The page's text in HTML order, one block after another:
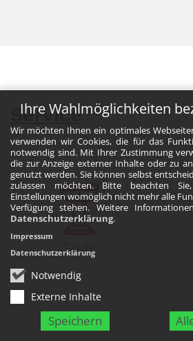
Ihre Wahlmöglichkeiten
Wir möchten Ihnen ein optimales
verwenden wir Cookies, die für das
notwendig sind. Mit Ihrer Zustimmung
die zur Anzeige externer Inhalte oder zu
genutzt werden. Sie können selbst
zulassen möchten. Bitte beachten
Einstellungen womöglich nicht mehr alle
Verfügung stehen. Weitere
Datenschutzerklärung.
Notwendig
Externe Inhalte
Speichern
Impressum
Datenschutzerklärung
Service
Taufe